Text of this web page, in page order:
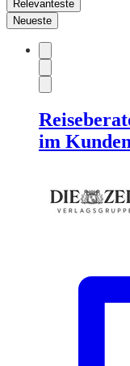
Relevanteste
Neueste
im